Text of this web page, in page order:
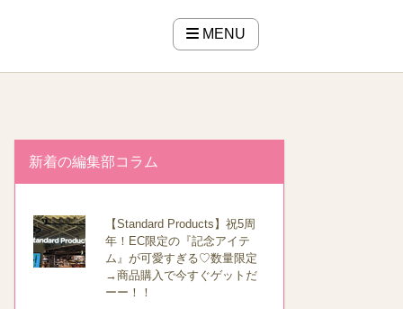
MENU
新着の編集部コラム
【Standard Products】祝5周
年！EC限定の『記念アイテ
ム』が可愛すぎる♡数量限定
→商品購入で今すぐゲットだ
ーー！！